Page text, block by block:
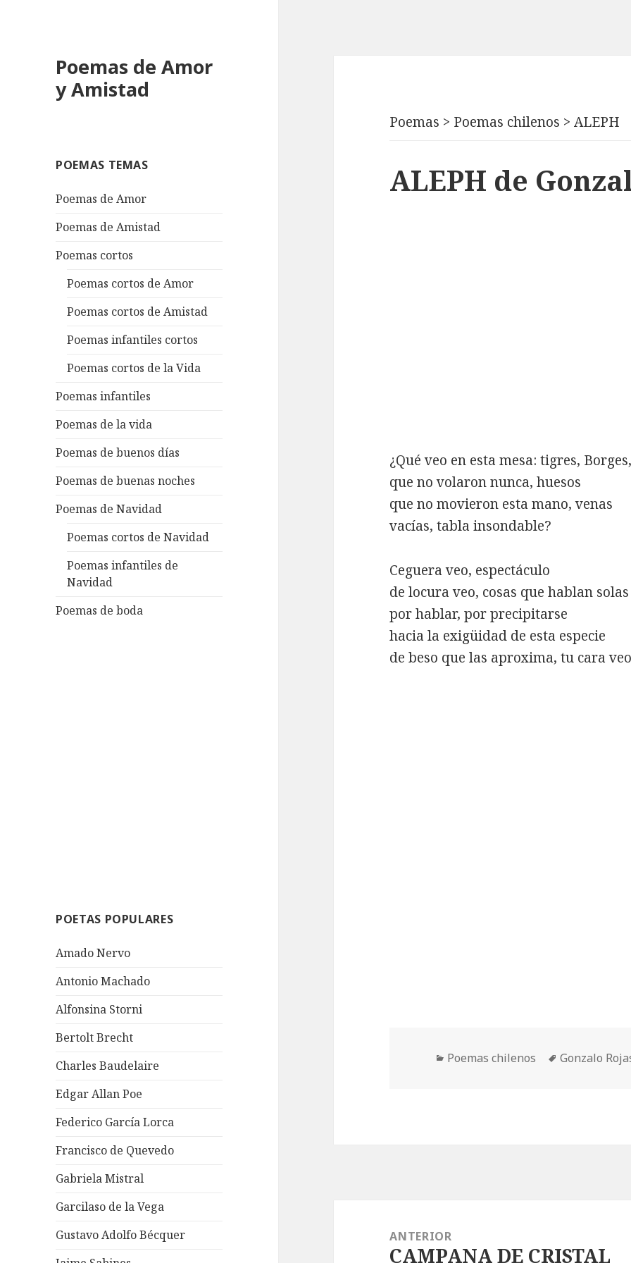
Poemas de Amor
y Amistad
POEMAS TEMAS
Poemas de Amor
Poemas de Amistad
Poemas cortos
Poemas cortos de Amor
Poemas cortos de Amistad
Poemas infantiles cortos
Poemas cortos de la Vida
Poemas infantiles
Poemas de la vida
Poemas de buenos días
Poemas de buenas noches
Poemas de Navidad
Poemas cortos de Navidad
Poemas infantiles de
Navidad
Poemas de boda
POETAS POPULARES
Amado Nervo
Antonio Machado
Alfonsina Storni
Bertolt Brecht
Charles Baudelaire
Edgar Allan Poe
Federico García Lorca
Francisco de Quevedo
Gabriela Mistral
Garcilaso de la Vega
Gustavo Adolfo Bécquer
Poemas > Poemas chilenos >ALEPH
ALEPH de
¿Qué veo en esta mesa: tigres,
que no volaron nunca, huesos
que no movieron esta mano, venas
vacías, tabla insondable?
Ceguera veo, espectáculo
de locura veo, cosas que hablan solas
por hablar, por precipitarse
hacia la exigüidad de esta especie
de beso que las aproxima, tu cara
Categorías
Poemas chilenos Etiquetas
Gonzalo
entradas
ANTERIOR
Entrada
CAMPANA DE CRISTAL